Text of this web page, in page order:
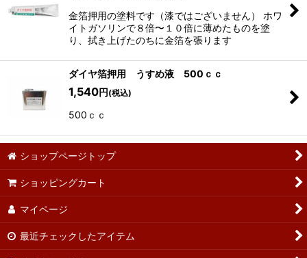
金箔押用の塗料です（漆ではございません） ホワ
イトガソリンで８倍〜１０倍に薄めたものを塗
り、拭き上げたのちに金箔を張ります
ダイヤ箔押用 うすめ液 500ｃｃ
1,540円 (税込)
500ｃｃ
ショップページトップ
ショッピングカート
マイページ
最近チェックしたアイテム